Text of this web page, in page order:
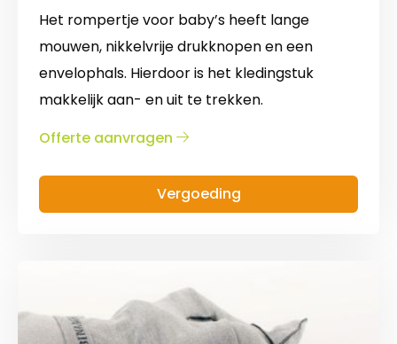
Het rompertje voor baby’s heeft lange
mouwen, nikkelvrije drukknopen en een
envelophals. Hierdoor is het kledingstuk
makkelijk aan- en uit te trekken.
Offerte aanvragen over
Vergoeding